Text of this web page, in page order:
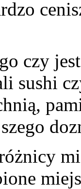
czy
sushi